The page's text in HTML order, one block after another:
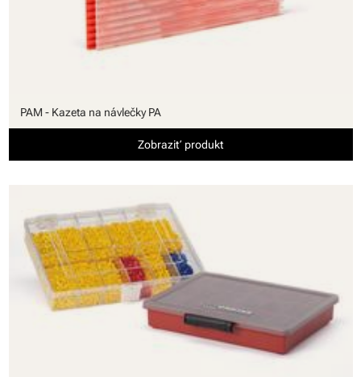
PAM - Kazeta na návlečky PA
Zobraziť produkt